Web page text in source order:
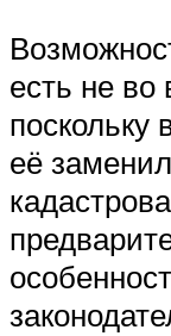
есть не во
поскольку
её